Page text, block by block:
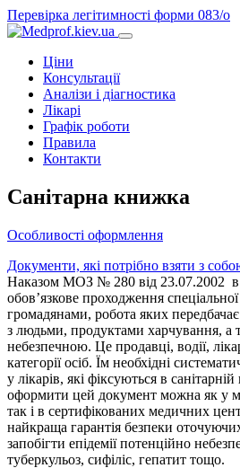
Перевірка легітимності форми 083/о
Ціни
Консультації
Аналізи і діагностика
Лікарі
Графік роботи
Правила
Контакти
Санітарна книжка
Особливості оформлення
Документи, які потрібно взяти з
Наказом МОЗ № 280 від 23.07.2002
обов’язкове проходження
громадянами, робота яких
з людьми, продуктами харчування, а
небезпечною. Це продавці, водії,
категорії осіб. Їм необхідні
у лікарів, які фіксуються в
оформити цей документ можна як у
так і в сертифікованих медичних
найкраща гарантія безпеки
запобігти епідемії потенційно
туберкульоз, сифіліс, гепатит тощо.